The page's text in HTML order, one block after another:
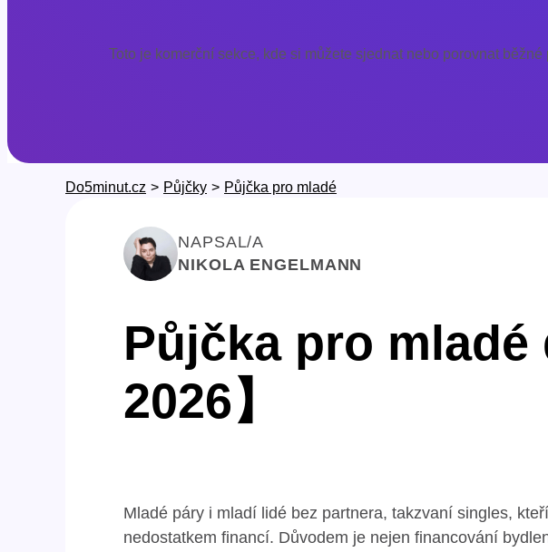
Toto je komerční sekce, kde si můžete sjednat nebo porovnat
Do5minut.cz > Půjčky > Půjčka pro mladé
NAPSAL/A
NIKOLA ENGELMANN
Půjčka pro
2026】
Mladé páry i mladí lidé bez partnera, takzvaní singles,
nedostatkem financí. Důvodem je nejen financování